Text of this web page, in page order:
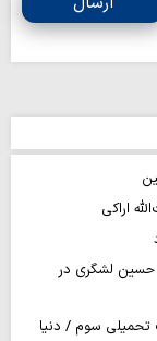
اراکی
حسین لشگری در
سوم / دنیا